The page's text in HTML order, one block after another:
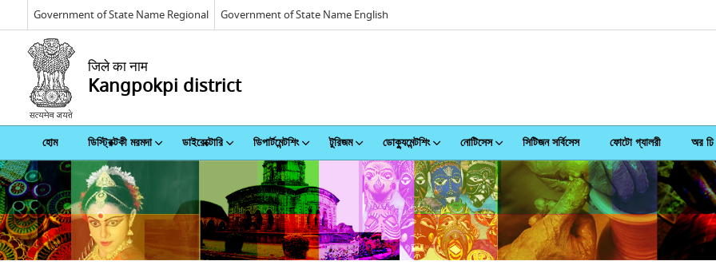
Government of State Name Regional Government of State Name English
जिले का नाम
Kangpokpi district
হোম ডিস্ট্রিক্টকী মরমদা ডাইরেক্টোরি ডিপার্টমেন্টশিং টুরিজম ডোক্যুমেন্টশিং নোটিসেস সিটিজন সর্বিসেস ফোটো গ্যালরী অর